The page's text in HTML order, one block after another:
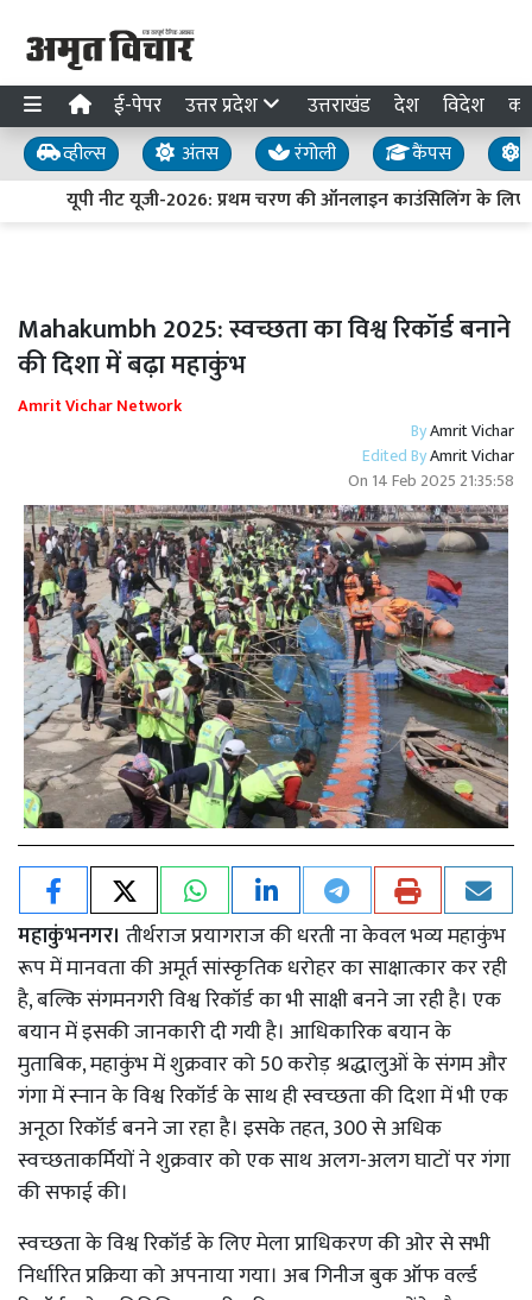
ई-पेपर उत्तर प्रदेश उत्तराखंड देश विदेश
व्हील्स अंतस रंगोली कैंपस
यूपी नीट यूजी-2026: प्रथम चरण की ऑनलाइन काउंसिलिंग के
Mahakumbh 2025: स्वच्छता का विश्व रिकॉर्ड बनाने
की दिशा में बढ़ा महाकुंभ
Amrit Vichar Network
ByAmrit Vichar
Edited ByAmrit Vichar
On 14 Feb 2025 21:35:58
महाकुंभनगर। तीर्थराज प्रयागराज की धरती ना केवल भव्य महाकुंभ
रूप में मानवता की अमूर्त सांस्कृतिक धरोहर का साक्षात्कार कर रही
है, बल्कि संगमनगरी विश्व रिकॉर्ड का भी साक्षी बनने जा रही है। एक
बयान में इसकी जानकारी दी गयी है। आधिकारिक बयान के
मुताबिक, महाकुंभ में शुक्रवार को 50 करोड़ श्रद्धालुओं के संगम और
गंगा में स्नान के विश्व रिकॉर्ड के साथ ही स्वच्छता की दिशा में भी एक
अनूठा रिकॉर्ड बनने जा रहा है। इसके तहत, 300 से अधिक
स्वच्छताकर्मियों ने शुक्रवार को एक साथ अलग-अलग घाटों पर गंगा
की सफाई की।
स्वच्छता के विश्व रिकॉर्ड के लिए मेला प्राधिकरण की ओर से सभी
निर्धारित प्रक्रिया को अपनाया गया। अब गिनीज बुक ऑफ वर्ल्ड